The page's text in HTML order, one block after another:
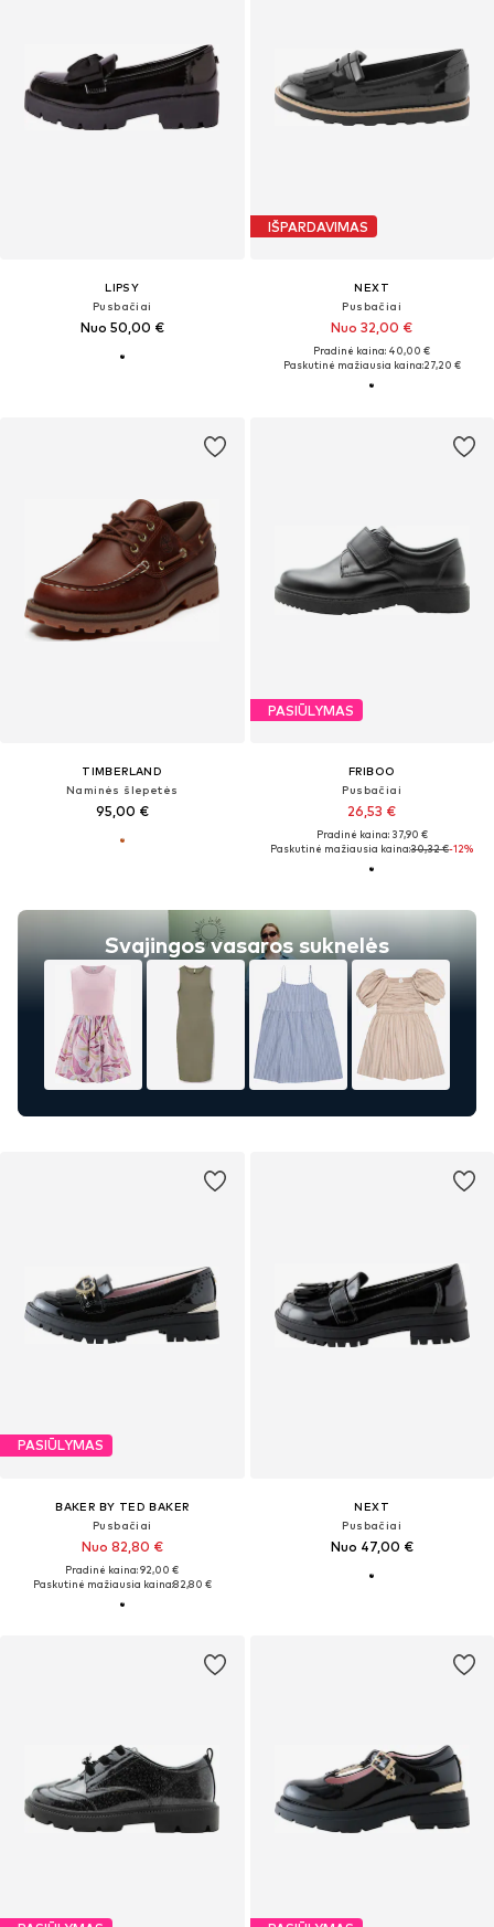
LIPSY
Pusbačiai
Nuo 50,00 €
IŠPARDAVIMAS
NEXT
Pusbačiai
Nuo 32,00 €
Pradinė kaina: 40,00 €
Paskutinė mažiausia kaina:27,20 €
TIMBERLAND
Naminės šlepetės
95,00 €
Svajingos vasaros suknelės
PASIŪLYMAS
FRIBOO
Pusbačiai
26,53 €
Pradinė kaina: 37,90 €
Paskutinė mažiausia kaina:30,32 €-12%
PASIŪLYMAS
BAKER BY TED BAKER
Pusbačiai
Nuo 82,80 €
Pradinė kaina: 92,00 €
Paskutinė mažiausia kaina:82,80 €
NEXT
Pusbačiai
Nuo 47,00 €